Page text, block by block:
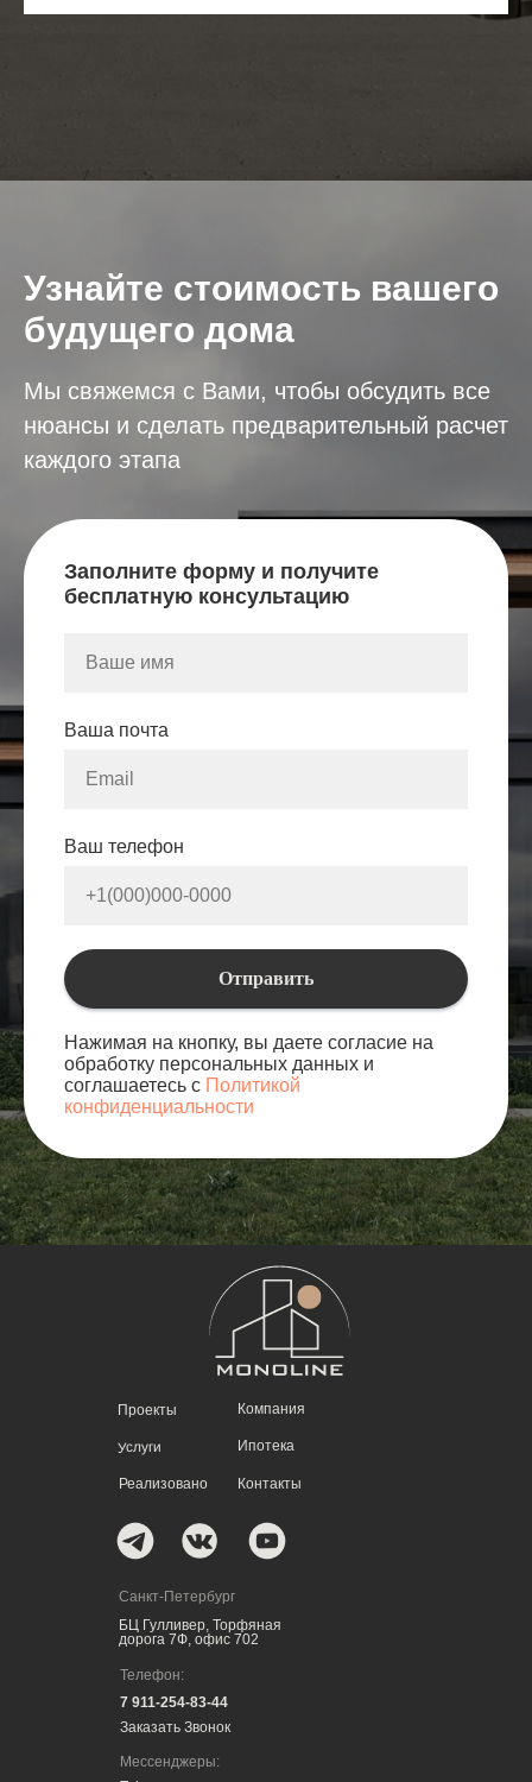
Узнайте стоимость вашего
будущего дома
Мы свяжемся с Вами, чтобы обсудить все
нюансы и сделать предварительный расчет
каждого этапа
Заполните форму и получите
бесплатную консультацию
Ваша почта
Ваш телефон
Отправить
Нажимая на кнопку, вы даете согласие на
обработку персональных данных и
соглашаетесь с Политикой
конфиденциальности
Контакты
Ипотека
Компания
Реализовано
Услуги
Заказать Звонок
БЦ Гулливер, Торфяная
дорога 7Ф, офис 702
7 911-254-83-44
Мессенджеры:
Телефон:
Санкт-Петербург
Проекты